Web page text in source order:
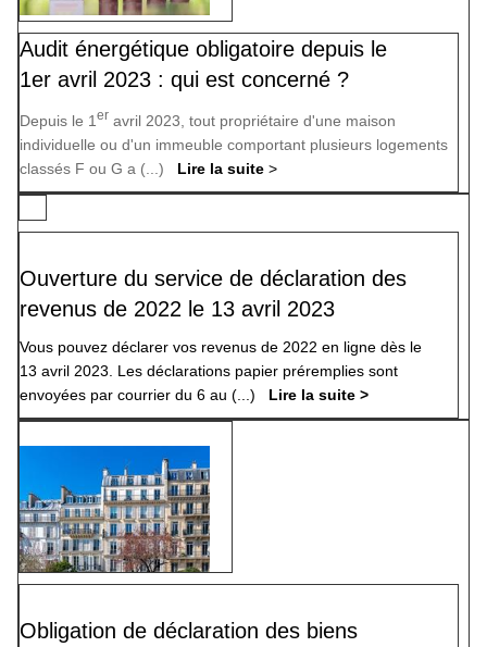
Audit énergétique obligatoire depuis le
1er avril 2023 : qui est concerné ?
Depuis le 1 er avril 2023, tout propriétaire d'une maison
individuelle ou d'un immeuble comportant plusieurs logements
classés F ou G a (...) Lire la suite >
Ouverture du service de déclaration des
revenus de 2022 le 13 avril 2023
Vous pouvez déclarer vos revenus de 2022 en ligne dès le
13 avril 2023. Les déclarations papier préremplies sont
envoyées par courrier du 6 au (...) Lire la suite >
Obligation de déclaration des biens